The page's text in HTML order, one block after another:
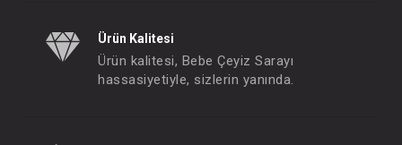
Ürün Kalitesi
Ürün kalitesi, Bebe Çeyiz Sarayı
hassasiyetiyle, sizlerin yanında.